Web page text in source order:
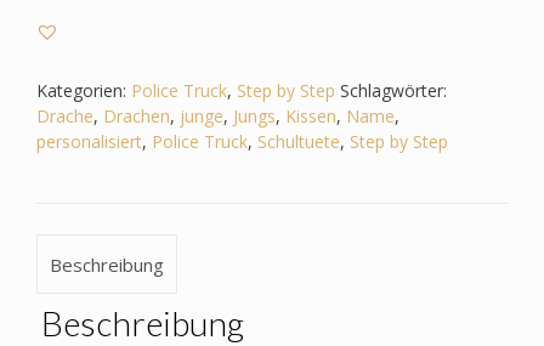
Police
-
Drache
-
Kategorien: Police Truck, Step by Step Schlagwörter:
Drache, Drachen, junge, Jungs, Kissen, Name,
personalisiert, Police Truck, Schultuete, Step by Step
Beschreibung
Beschreibung